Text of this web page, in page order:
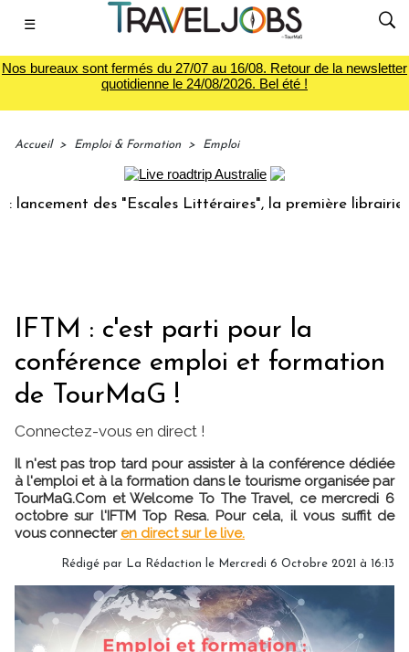
☰
Nos bureaux sont fermés du 27/07 au 16/08. Retour de la newsletter
quotidienne le 24/08/2026. Bel été !
Accueil > Emploi & Formation > Emploi
des "Escales Littéraires", la première librairie du
IFTM : c'est parti pour la
conférence emploi et formation
de TourMaG !
Connectez-vous en direct !
Il n'est pas trop tard pour assister à la conférence dédiée
à l'emploi et à la formation dans le tourisme organisée par
TourMaG.Com et Welcome To The Travel, ce mercredi 6
octobre sur l'IFTM Top Resa. Pour cela, il vous suffit de
vous connecter en direct sur le live.
Rédigé par La Rédaction le Mercredi 6 Octobre 2021 à 16:13